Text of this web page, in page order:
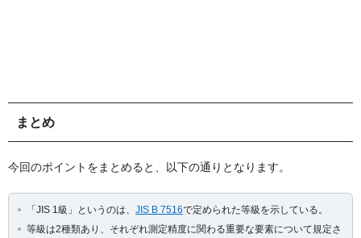
まとめ
今回のポイントをまとめると、以下の通りとなります。
「JIS 1級」というのは、 JIS B 7516で定められた等級を示している。
等級は2種類あり、それぞれ測定精度に関わる重要な要素について規定さ